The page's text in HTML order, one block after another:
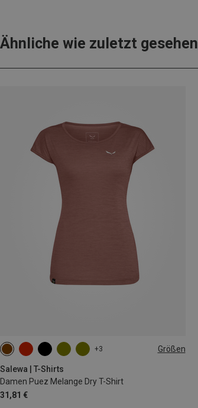
Ähnliche wie zuletzt gesehen
+3 Größen
Salewa | T-Shirts
Damen Puez Melange Dry T-Shirt
31,81 €
XS S M XL